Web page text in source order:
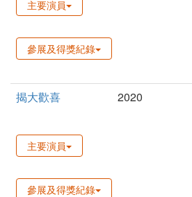
主要演員
參展及得獎紀錄
揭大歡喜 2020
主要演員
參展及得獎紀錄